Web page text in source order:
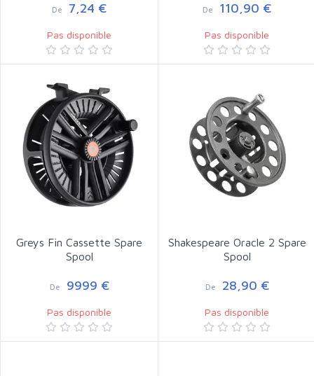
De 7,24 €
Pas disponible
De 110,90 €
Pas disponible
Greys Fin Cassette Spare
Spool
De 9999 €
Pas disponible
Shakespeare Oracle 2 Spare
Spool
De 28,90 €
Pas disponible